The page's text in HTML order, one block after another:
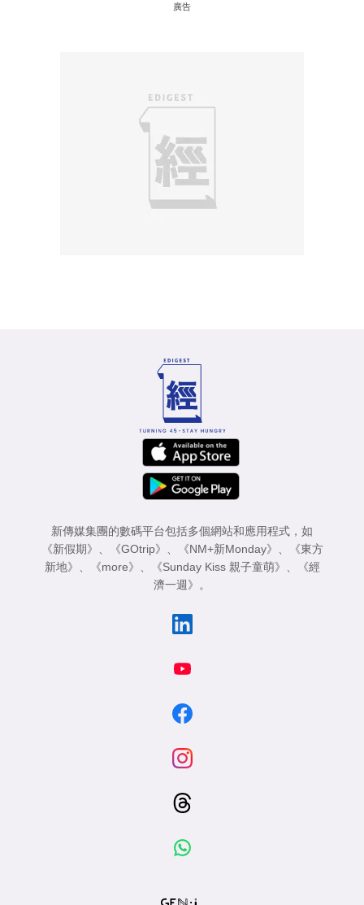
廣告
新傳媒集團的數碼平台包括多個網站和應用程式，如
《新假期》
《GOtrip》 《NM+新Monday》
《東方
新地》
《more》 《Sunday Kiss 親子童萌》
《經
濟一週》
。